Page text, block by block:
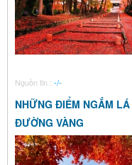
Nguồn tin : -/-
NHỮNG ĐIỂM NGẮM
ĐƯỜNG VÀNG